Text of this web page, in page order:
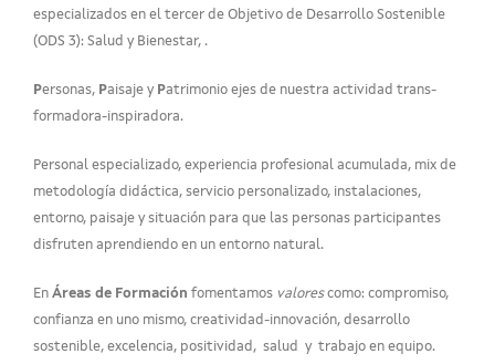
especializados en el tercer de Objetivo de Desarrollo Sostenible
(ODS 3): Salud y Bienestar, .
Personas, Paisaje y Patrimonio ejes de nuestra actividad trans-
formadora-inspiradora.
Personal especializado, experiencia profesional acumulada, mix de
metodología didáctica, servicio personalizado, instalaciones,
entorno, paisaje y situación para que las personas participantes
disfruten aprendiendo en un entorno natural.
En Áreas de Formación fomentamos valorescomo: compromiso,
confianza en uno mismo, creatividad-innovación, desarrollo
sostenible, excelencia, positividad, salud y trabajo en equipo.